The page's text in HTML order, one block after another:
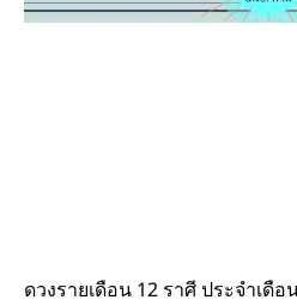
ดวงรายเดือน 12 ราศี ประจำเดื